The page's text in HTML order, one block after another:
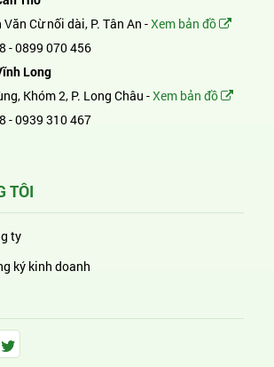
Cừ nối dài, P. Tân An -Xem bản đồ
-0899 070 456
Long
Khóm 2, P. Long Châu -Xem bản đồ
-0939 310 467
TÔI
ty
ký kinh doanh
Gia Alpha
Huỳnh Gia Alpha
Huỳnh Gia Alpha
Twitter Huỳnh Gia Alpha